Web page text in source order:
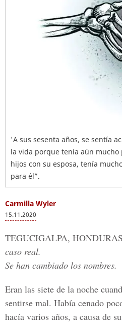
'A sus sesenta años, se sentía
la vida porque tenía aún
hijos con su esposa, tenía
para él”.
Carmilla Wyler
15.11.2020
TEGUCIGALPA,
caso real.
Se han cambiado los nombres.
Eran las siete de la noche
sentirse mal. Había cenado
hacía varios años, a causa de